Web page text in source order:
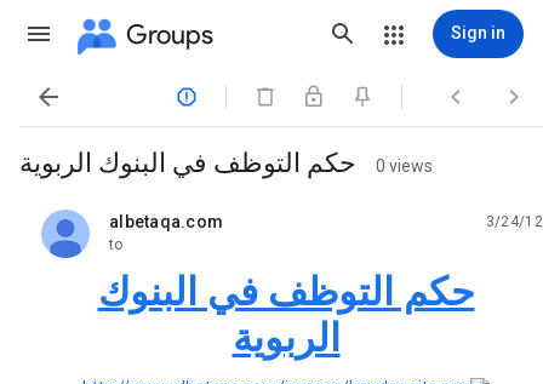
Groups Sign in
   
حكم التوظف في البنوك الربوية 0 views
albetaqa.com
unread,
3/24/12
to
حكم التوظف في البنوك
الربوية